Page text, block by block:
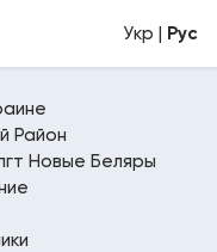
Укр | Рус
Район
Новые Беляры